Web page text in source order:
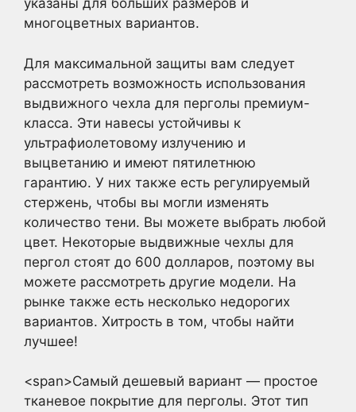
указаны для больших размеров и
многоцветных вариантов.
Для максимальной защиты вам следует
рассмотреть возможность использования
выдвижного чехла для перголы премиум-
класса. Эти навесы устойчивы к
ультрафиолетовому излучению и
выцветанию и имеют пятилетнюю
гарантию. У них также есть регулируемый
стержень, чтобы вы могли изменять
количество тени. Вы можете выбрать любой
цвет. Некоторые выдвижные чехлы для
пергол стоят до 600 долларов, поэтому вы
можете рассмотреть другие модели. На
рынке также есть несколько недорогих
вариантов. Хитрость в том, чтобы найти
лучшее!
<span>Самый дешевый вариант — простое
тканевое покрытие для перголы. Этот тип